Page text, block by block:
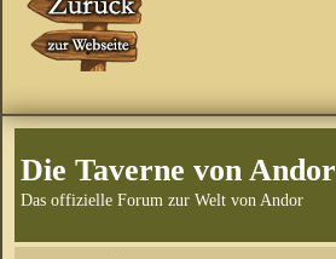
Die Taverne von Andor
Das offizielle Forum zur Welt von Andor